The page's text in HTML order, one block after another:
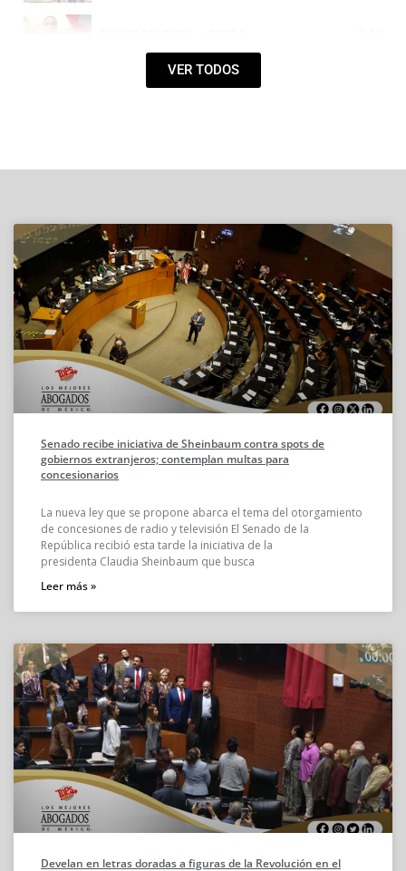
CLAUDIA ELENA DE BUEN UNNA
VER TODOS
Senado recibe iniciativa de Sheinbaum contra spots de
gobiernos extranjeros; contemplan multas para
concesionarios
La nueva ley que se propone abarca el tema del otorgamiento
de concesiones de radio y televisión El Senado de la
República recibió esta tarde la iniciativa de la
presidenta Claudia Sheinbaum que busca
Leer más »
Develan en letras doradas a figuras de la Revolución en el